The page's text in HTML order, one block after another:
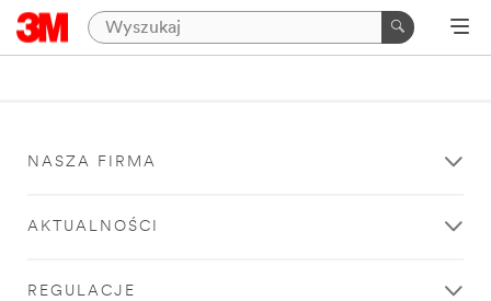
NASZA FIRMA
AKTUALNOŚCI
REGULACJE